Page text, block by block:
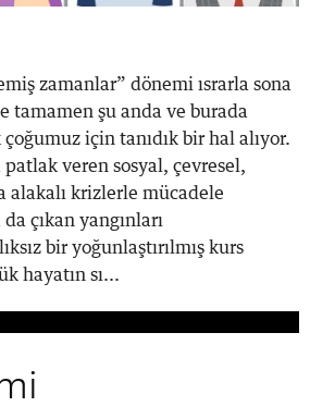
zamanlar” dönemi ısrarla sona
tamamen şu anda ve burada
için tanıdık bir hal alıyor.
patlak veren sosyal, çevresel,
alakalı krizlerle mücadele
çıkan yangınları
bir yoğunlaştırılmış kurs
hayatın sı...